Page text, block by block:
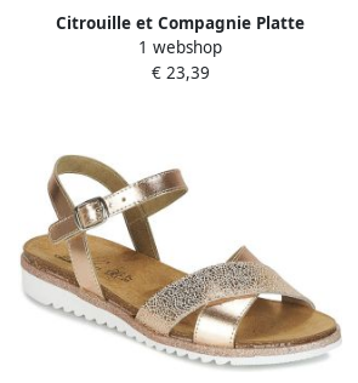
Citrouille et Compagnie Platte
sandalen GAUFRETTE
1 webshop
€ 23,39